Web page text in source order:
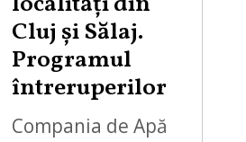
Cluj și Sălaj.
Programul
întreruperilor
Compania de Apă